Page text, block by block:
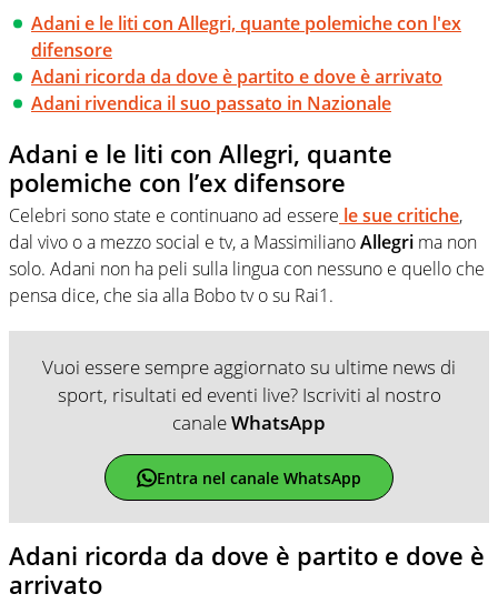
Adani e le liti con Allegri, quante polemiche con l'ex
difensore
Adani ricorda da dove è partito e dove è arrivato
Adani rivendica il suo passato in Nazionale
Adani e le liti con Allegri, quante
polemiche con l’ex difensore
Celebri sono state e continuano ad essere le sue critiche,
dal vivo o a mezzo social e tv, a MassimilianoAllegri ma non
solo. Adani non ha peli sulla lingua con nessuno e quello che
pensa dice, che sia alla Bobo tv o su Rai1.
Vuoi essere sempre aggiornato su ultime news di
sport, risultati ed eventi live? Iscriviti al nostro
canaleWhatsApp
Entra nel canale WhatsApp
Adani ricorda da dove è partito e dove è
arrivato